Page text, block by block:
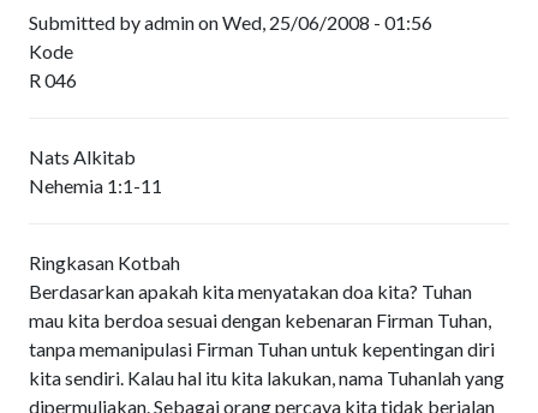
Submitted byadminonWed, 25/06/2008 - 01:56
Kode
R 046
Nats Alkitab
Nehemia 1:1-11
Ringkasan Kotbah
Berdasarkan apakah kita menyatakan doa kita? Tuhan
mau kita berdoa sesuai dengan kebenaran Firman Tuhan,
tanpa memanipulasi Firman Tuhan untuk kepentingan diri
kita sendiri. Kalau hal itu kita lakukan, nama Tuhanlah yang
dipermuliakan. Sebagai orang percaya kita tidak berjalan